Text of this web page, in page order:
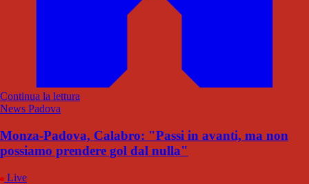
Continua la lettura
News Padova
Monza-Padova, Calabro: "Passi in avanti, ma non
possiamo prendere gol dal nulla"
Live